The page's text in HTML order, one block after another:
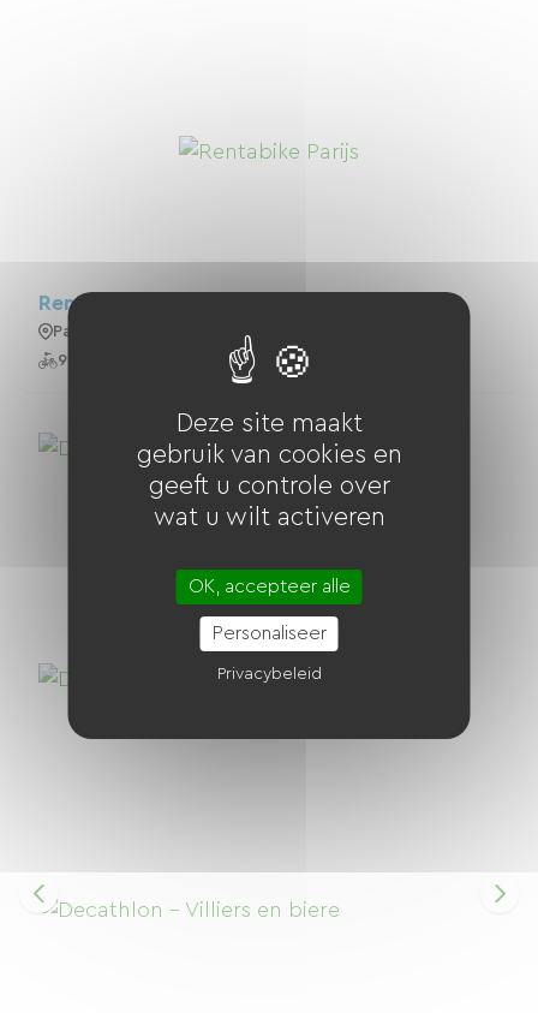
Rentabike Parijs
Paris 2e Arrondissement
9 Fietsen
Deze site maakt
gebruik van cookies en
geeft u controle over
wat u wilt activeren
OK, accepteer alle
Personaliseer
Privacybeleid